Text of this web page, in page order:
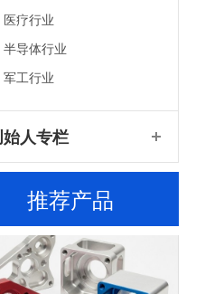
医疗行业
半导体行业
军工行业
人专栏
推荐产品
人轴承座车铣复合加工厂家